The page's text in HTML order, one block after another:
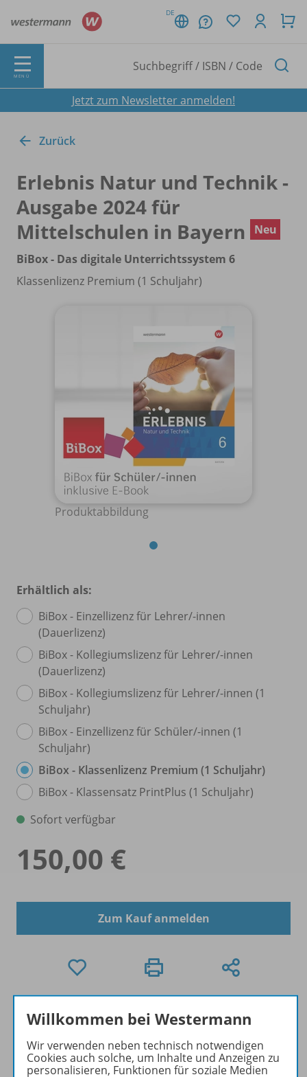
DE
MENÜ
Jetzt zum Newsletter anmelden!
Zurück
Erlebnis Natur und Technik -
Ausgabe 2024 für
Mittelschulen in Bayern
Neu
BiBox - Das digitale Unterrichtssystem 6
Klassenlizenz Premium (1 Schuljahr)
Produktabbildung
Erhältlich als:
BiBox - Einzellizenz für Lehrer/-innen
(Dauerlizenz)
BiBox - Kollegiumslizenz für Lehrer/-innen
(Dauerlizenz)
BiBox - Kollegiumslizenz für Lehrer/-innen (1
Schuljahr)
BiBox - Einzellizenz für Schüler/-innen (1
Schuljahr)
BiBox - Klassenlizenz Premium (1 Schuljahr)
BiBox - Klassensatz PrintPlus (1 Schuljahr)
Sofort verfügbar
150,00 €
Zum Kauf anmelden
Dieses Produkt darf nur von
Ausbildern/Ausbilderinnen, Schulen, Lehrkräften
und Referendaren/Referendarinnen erworben
Willkommen bei Westermann
Wir verwenden neben technisch notwendigen
Cookies auch solche, um Inhalte und Anzeigen zu
personalisieren, Funktionen für soziale Medien